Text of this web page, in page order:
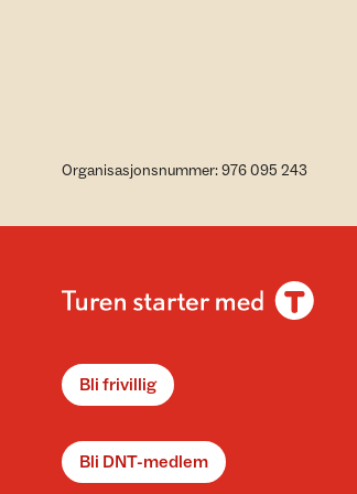
Organisasjonsnummer: 976 095 243
Bli frivillig
Bli DNT-medlem